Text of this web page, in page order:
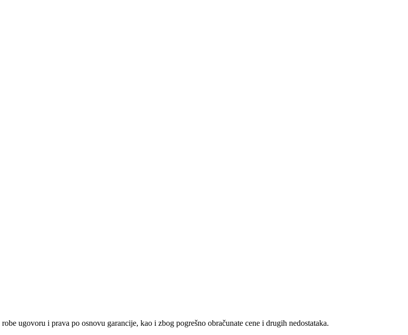
ugovoru i prava po osnovu garancije, kao i zbog pogrešno obračunate cene i drugih nedostataka.